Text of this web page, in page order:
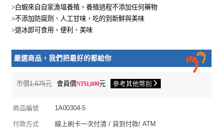
>白蝦來自自家漁塭養殖，養殖過程不添加任何藥物
>不添加防腐劑、人工甘味，吃的到新鮮與美味
>退冰即可食用、便利、美味
嚴選商品，我們把最好的都給你
市價1,675元 會員價 1,600元 參考其他幣別
商品編號 1A00304-5
付款方式 線上刷卡一次付清 / 貨到付款/ ATM